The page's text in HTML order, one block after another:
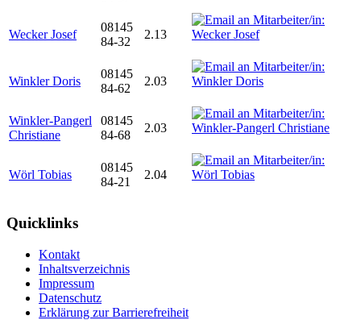
Wecker Josef
08145
84-32
2.13
Winkler Doris
08145
84-62
2.03
Winkler-Pangerl
Christiane
08145
84-68
2.03
Wörl Tobias
08145
84-21
2.04
Quicklinks
Kontakt
Inhaltsverzeichnis
Impressum
Datenschutz
Erklärung zur Barrierefreiheit